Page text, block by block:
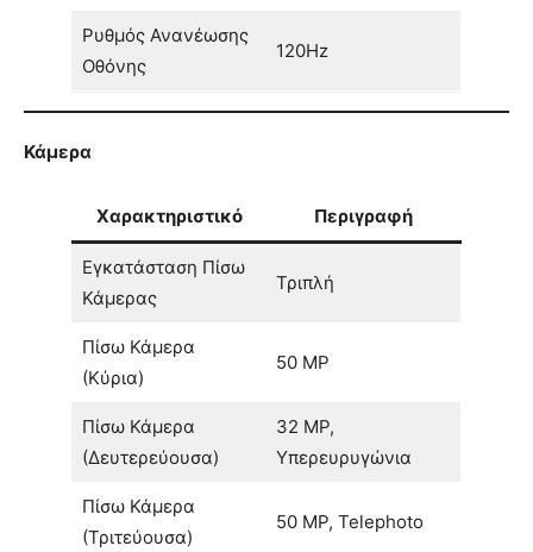
Ρυθμός Ανανέωσης
Οθόνης
120Hz
Κάμερα
Χαρακτηριστικό Περιγραφή
Εγκατάσταση Πίσω
Κάμερας
Τριπλή
Πίσω Κάμερα
(Κύρια)
50 MP
Πίσω Κάμερα
(Δευτερεύουσα)
32 MP,
Υπερευρυγώνια
Πίσω Κάμερα
(Τριτεύουσα)
50 MP, Telephoto